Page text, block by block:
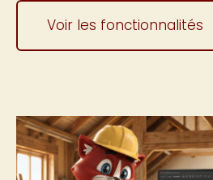
Voir les fonctionnalités